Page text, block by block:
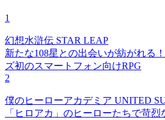
1
幻想水滸伝 STAR LEAP
新たな108星との出会いが紡がれる
ズ初のスマートフォン向けRPG
2
僕のヒーローアカデミア UNITED
「ヒロアカ」のヒーローたちで苛烈